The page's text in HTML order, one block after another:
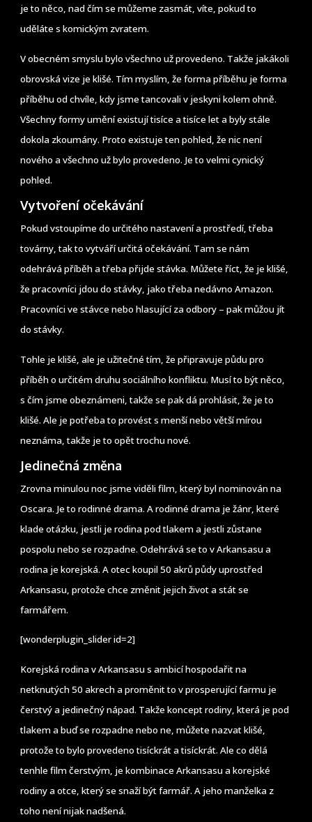
je to něco, nad čím se můžeme zasmát, víte, pokud to
uděláte s komickým zvratem.
V obecném smyslu bylo všechno už provedeno. Takže jakákoli
obrovská vize je klišé. Tím myslím, že forma příběhu je forma
příběhu od chvíle, kdy jsme tancovali v jeskyni kolem ohně.
Všechny formy umění existují tisíce a tisíce let a byly stále
dokola zkoumány. Proto existuje ten pohled, že nic není
nového a všechno už bylo provedeno. Je to velmi cynický
pohled.
Vytvoření očekávání
Pokud vstoupíme do určitého nastavení a prostředí, třeba
továrny, tak to vytváří určitá očekávání. Tam se nám
odehrává příběh a třeba přijde stávka. Můžete říct, že je klišé,
že pracovníci jdou do stávky, jako třeba nedávno Amazon.
Pracovníci ve stávce nebo hlasující za odbory – pak můžou jít
do stávky.
Tohle je klišé, ale je užitečné tím, že připravuje půdu pro
příběh o určitém druhu sociálního konfliktu. Musí to být něco,
s čím jsme obeznámeni, takže se pak dá prohlásit, že je to
klišé. Ale je potřeba to provést s menší nebo větší mírou
neznáma, takže je to opět trochu nové.
Jedinečná změna
Zrovna minulou noc jsme viděli film, který byl nominován na
Oscara. Je to rodinné drama. A rodinné drama je žánr, které
klade otázku, jestli je rodina pod tlakem a jestli zůstane
pospolu nebo se rozpadne. Odehrává se to v Arkansasu a
rodina je korejská. A otec koupil 50 akrů půdy uprostřed
Arkansasu, protože chce změnit jejich život a stát se
farmářem.
[wonderplugin_slider id=2]
Korejská rodina v Arkansasu s ambicí hospodařit na
netknutých 50 akrech a proměnit to v prosperující farmu je
čerstvý a jedinečný nápad. Takže koncept rodiny, která je pod
tlakem a buď se rozpadne nebo ne, můžete nazvat klišé,
protože to bylo provedeno tisíckrát a tisíckrát. Ale co dělá
tenhle film čerstvým, je kombinace Arkansasu a korejské
rodiny a otce, který se snaží být farmář. A jeho manželka z
toho není nijak nadšená.